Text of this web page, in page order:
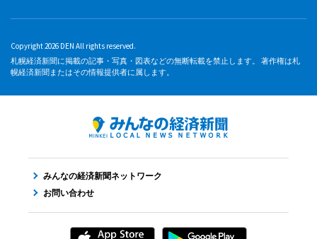
Copyright 2026 DEN All rights reserved.
札幌経済新聞に掲載の記事・写真・図表などの無断転載を禁止します。 著作権は札
幌経済新聞またはその情報提供者に属します。
みんなの経済新聞ネットワーク
お問い合わせ